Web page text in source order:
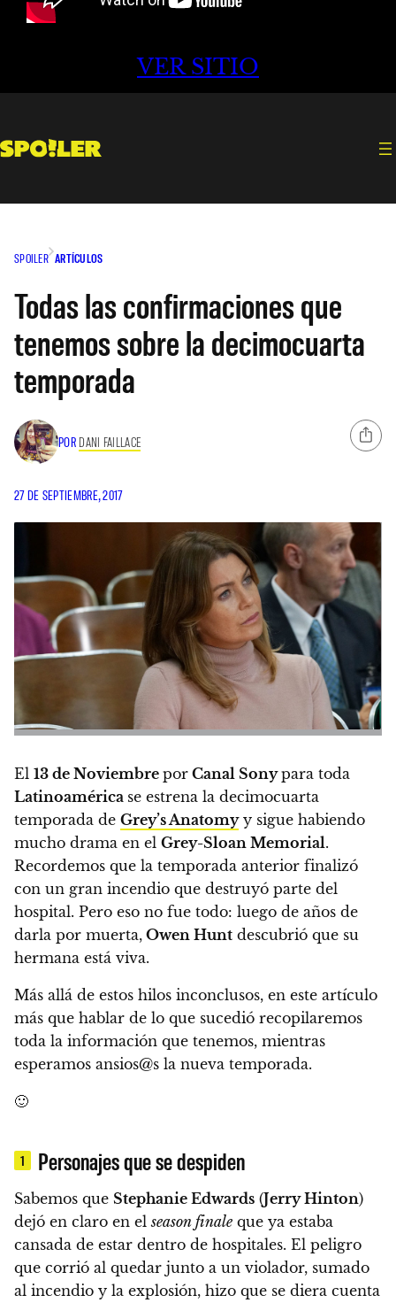
VER SITIO
SPOILER ARTÍCULOS
Todas las confirmaciones que
tenemos sobre la decimocuarta
temporada
POR DANI FAILLACE
27 DE SEPTIEMBRE, 2017
El 13 de Noviembre por Canal Sonypara toda
Latinoamérica se estrena la decimocuarta
temporada de Grey’s Anatomyy sigue habiendo
mucho drama en el Grey-Sloan Memorial.
Recordemos que la temporada anterior finalizó
con un gran incendio que destruyó parte del
hospital. Pero eso no fue todo: luego de años de
darla por muerta, Owen Hunt descubrió que su
hermana está viva.
Más allá de estos hilos inconclusos, en este artículo
más que hablar de lo que sucedió recopilaremos
toda la información que tenemos, mientras
esperamos ansios@s la nueva temporada.
🙂
1 Personajes que se despiden
Sabemos que Stephanie Edwards (Jerry Hinton)
dejó en claro en elseason finale que ya estaba
cansada de estar dentro de hospitales. El peligro
que corrió al quedar junto a un violador, sumado
al incendio y la explosión, hizo que se diera cuenta